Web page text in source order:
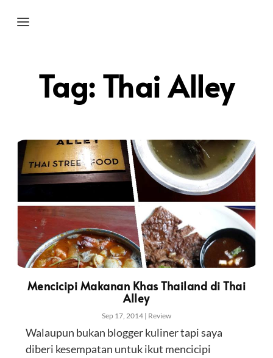
Tag:Thai Alley
Mencicipi Makanan Khas Thailand di Thai
Alley
Sep 17, 2014 | Review
Walaupun bukan blogger kuliner tapi saya
diberi kesempatan untuk ikut mencicipi